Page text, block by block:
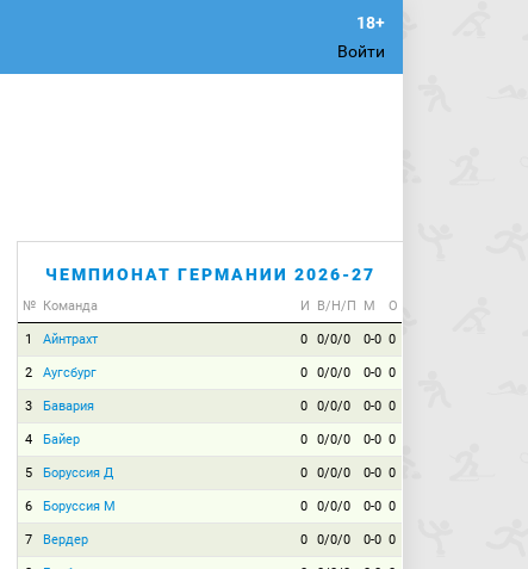
Войти
ЧЕМПИОНАТ ГЕРМАНИИ 2026-27
№ Команда И В/Н/П М О
1 Айнтрахт 0 0/0/0 0-0 0
2 Аугсбург 0 0/0/0 0-0 0
3 Бавария 0 0/0/0 0-0 0
4 Байер 0 0/0/0 0-0 0
5 Боруссия Д 0 0/0/0 0-0 0
6 Боруссия М 0 0/0/0 0-0 0
7 Вердер 0 0/0/0 0-0 0